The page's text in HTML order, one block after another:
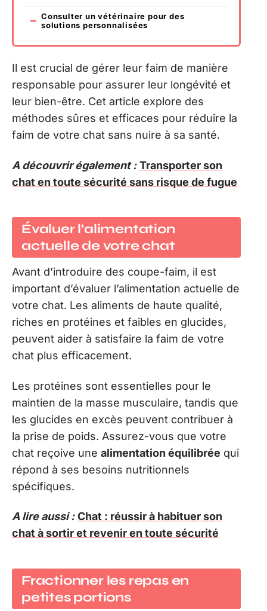
Consulter un vétérinaire pour des
solutions personnalisées
Il est crucial de gérer leur faim de manière
responsable pour assurer leur longévité et
leur bien-être. Cet article explore des
méthodes sûres et efficaces pour réduire la
faim de votre chat sans nuire à sa santé.
A découvrir également : Transporter son
chat en toute sécurité sans risque de fugue
Évaluer l’alimentation
actuelle de votre chat
Avant d’introduire des coupe-faim, il est
important d’évaluer l’alimentation actuelle de
votre chat. Les aliments de haute qualité,
riches en protéines et faibles en glucides,
peuvent aider à satisfaire la faim de votre
chat plus efficacement.
Les protéines sont essentielles pour le
maintien de la masse musculaire, tandis que
les glucides en excès peuvent contribuer à
la prise de poids. Assurez-vous que votre
chat reçoive une alimentation équilibrée qui
répond à ses besoins nutritionnels
spécifiques.
A lire aussi : Chat : réussir à habituer son
chat à sortir et revenir en toute sécurité
Fractionner les repas en
petites portions